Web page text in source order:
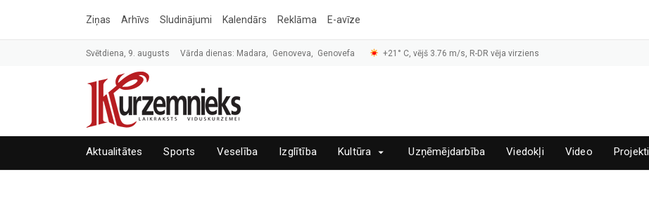
Ziņas Arhīvs Sludinājumi Kalendārs Reklāma E-avīze
Svētdiena, 9. augusts Vārda dienas: Madara, Genoveva, Genovefa +21° C, vējš 3.76 m/s, R-DR vēja virziens
Aktualitātes Sports Veselība Izglītība Kultūra Uzņēmējdarbība Viedokļi Video Projekti